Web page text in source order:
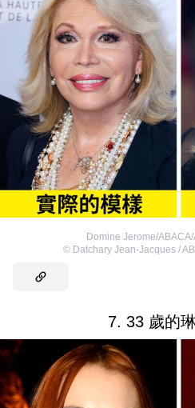
Domine Jerome/
© Datchary Jean-Jacques /
7. 33 歲的